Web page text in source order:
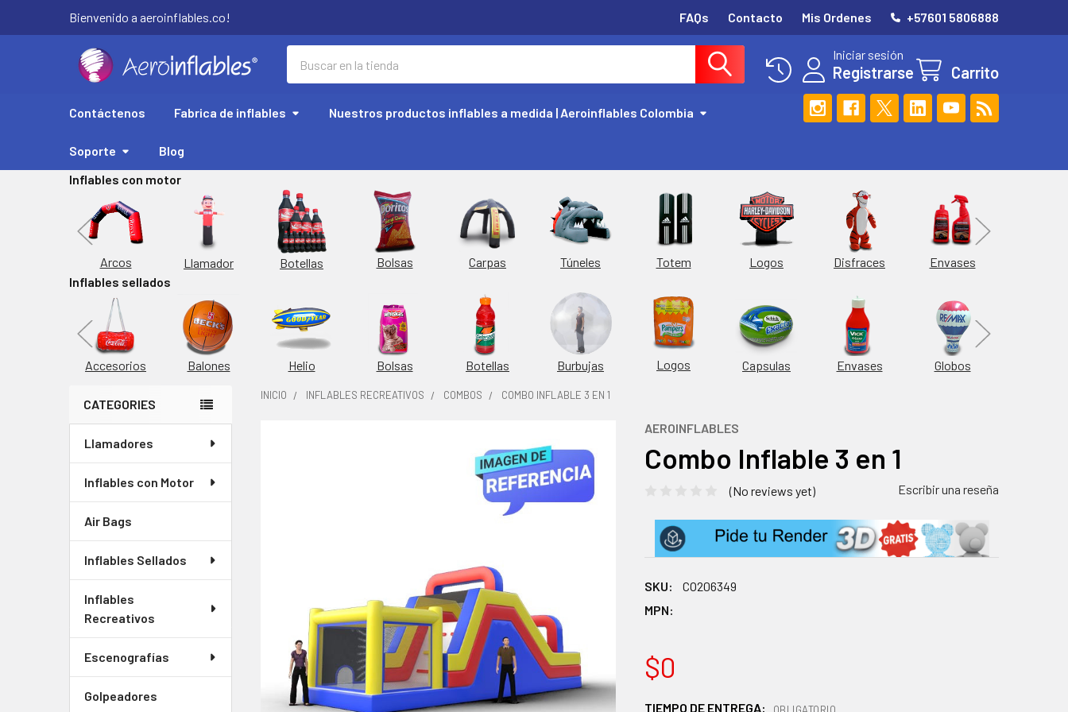
Bienvenido a aeroinflables.co! FAQs Contacto Mis Ordenes +57601 5806888
Iniciar sesión
Registrarse Carrito
Contáctenos Fabrica de inflables Nuestros productos inflables a medida | Aeroinflables Colombia
Soporte
Blog
Inflables con motor
Arcos Llamador Botellas Bolsas Carpas Túneles Totem Logos Disfraces Envases
Inflables sellados
Accesorios Balones Helio Bolsas Botellas Burbujas Logos Capsulas Envases Globos
Barra
lateral
CATEGORIES
Llamadores
Inflables con Motor
Air Bags
Inflables Sellados
Inflables
Recreativos
Escenografías
Golpeadores
INICIO INFLABLES RECREATIVOS COMBOS COMBO INFLABLE 3 EN 1
AEROINFLABLES
Combo Inflable 3 en 1
(No reviews yet) Escribir una reseña
SKU:
CO206349
MPN:
$0
TIEMPO DE ENTREGA: